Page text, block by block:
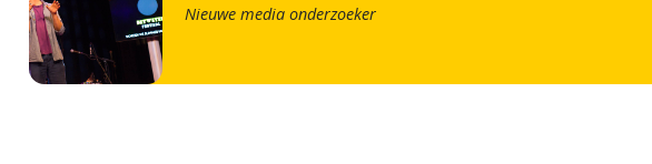
Nieuwe media onderzoeker